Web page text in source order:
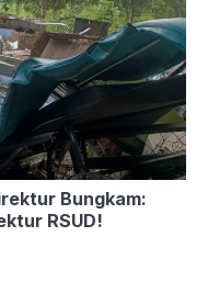
Bungkam:
RSUD!